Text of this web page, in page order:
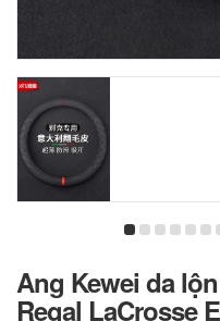
Ang Kewei da
Regal LaCrosse